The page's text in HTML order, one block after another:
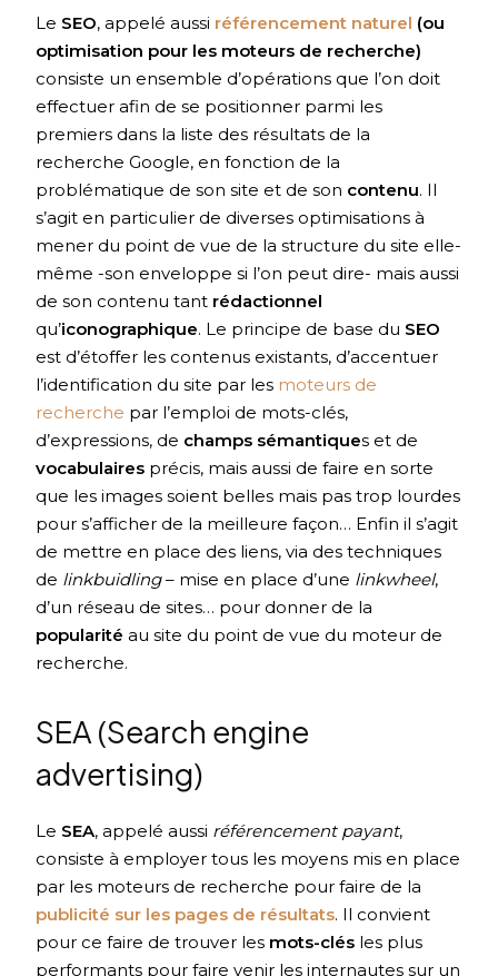
Le SEO, appelé aussi référencement naturel (ou
optimisation pour les moteurs de recherche)
consiste un ensemble d’opérations que l’on doit
effectuer afin de se positionner parmi les
premiers dans la liste des résultats de la
recherche Google, en fonction de la
problématique de son site et de son contenu. Il
s’agit en particulier de diverses optimisations à
mener du point de vue de la structure du site elle-
même -son enveloppe si l’on peut dire- mais aussi
de son contenu tant rédactionnel
qu’iconographique. Le principe de base du SEO
est d’étoffer les contenus existants, d’accentuer
l’identification du site par les moteurs de
recherche par l’emploi de mots-clés,
d’expressions, de champs sémantiques et de
vocabulaires précis, mais aussi de faire en sorte
que les images soient belles mais pas trop lourdes
pour s’afficher de la meilleure façon… Enfin il s’agit
de mettre en place des liens, via des techniques
de linkbuidling– mise en place d’une linkwheel,
d’un réseau de sites… pour donner de la
popularité au site du point de vue du moteur de
recherche.
SEA (Search engine
advertising)
Le SEA, appelé aussi référencement payant,
consiste à employer tous les moyens mis en place
par les moteurs de recherche pour faire de la
publicité sur les pages de résultats. Il convient
pour ce faire de trouver les mots-clés les plus
performants pour faire venir les internautes sur un